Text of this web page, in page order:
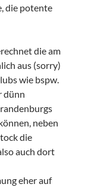
die potente
die am
aus (sorry)
wie bspw.
dünn
neben
die
auch dort
eher auf